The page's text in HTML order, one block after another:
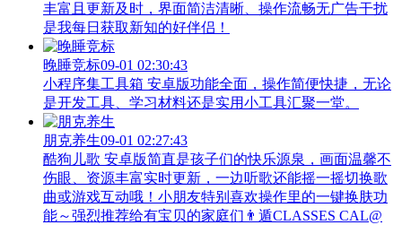
丰富且更新及时，界面简洁清晰、操作流畅无广告干扰
是我每日获取新知的好伴侣！
晚睡竞标09-01 02:30:43
小程序集工具箱 安卓版功能全面，操作简便快捷，无论
是开发工具、学习材料还是实用小工具汇聚一堂。
朋克养生09-01 02:27:43
酷狗儿歌 安卓版简直是孩子们的快乐源泉，画面温馨不
伤眼、资源丰富实时更新，一边听歌还能摇一摇切换歌
曲或游戏互动哦！小朋友特别喜欢操作里的一键换肤功
能～强烈推荐给有宝贝的家庭们👨‍遁️CLASSES CAL@